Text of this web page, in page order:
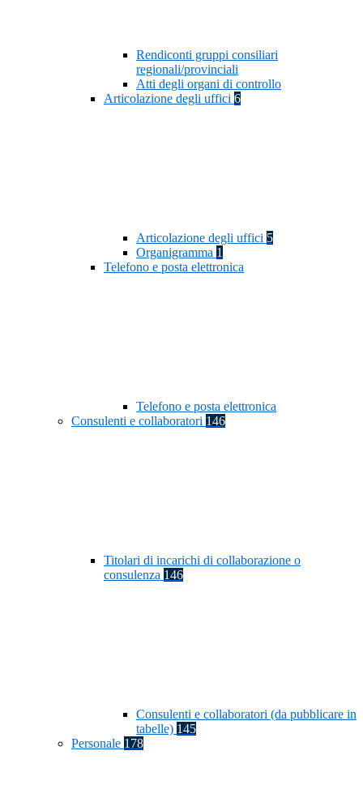
Rendiconti gruppi consiliari
regionali/provinciali
Atti degli organi di controllo
Articolazione degli uffici 6
Articolazione degli uffici 5
Organigramma 1
Telefono e posta elettronica
Telefono e posta elettronica
Consulenti e collaboratori 146
Titolari di incarichi di collaborazione o
consulenza 146
Consulenti e collaboratori (da pubblicare in
tabelle) 145
Personale 178